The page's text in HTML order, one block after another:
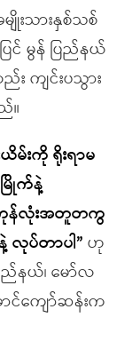
းသားနှစ်သစ်
ြင် မွန် ပြည်နယ်
း ကျင်းပသွား
။
မ်းကို ရိုးရာမ
ြိုက်နဲ့
ကုန်လုံးအတူတကွ
လုပ်တာပါ” ဟု
နယ်၊ မော်လ
ာင်ကျော်ဆန်းက